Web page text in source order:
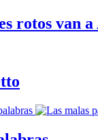
rotos van